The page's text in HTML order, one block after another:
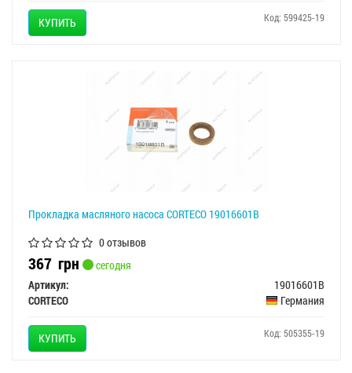
КУПИТЬ Код: 599425-19
Прокладка масляного насоса CORTECO 19016601B
0 отзывов
367 грн
сегодня
Артикул:
19016601B
CORTECO
Германия
КУПИТЬ Код: 505355-19